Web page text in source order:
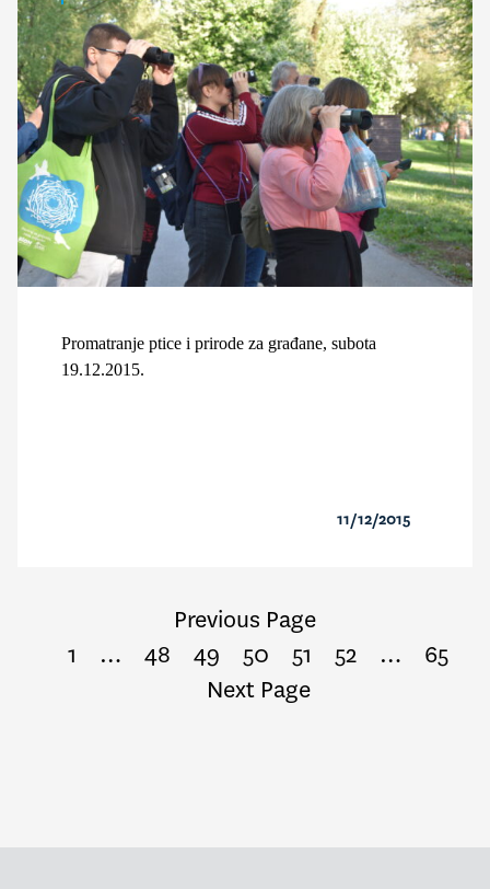
Promatranje ptice i prirode za građane, subota
19.12.2015.
11/12/2015
Previous Page
1
… 48 49 50 51 52 …
65
Next Page